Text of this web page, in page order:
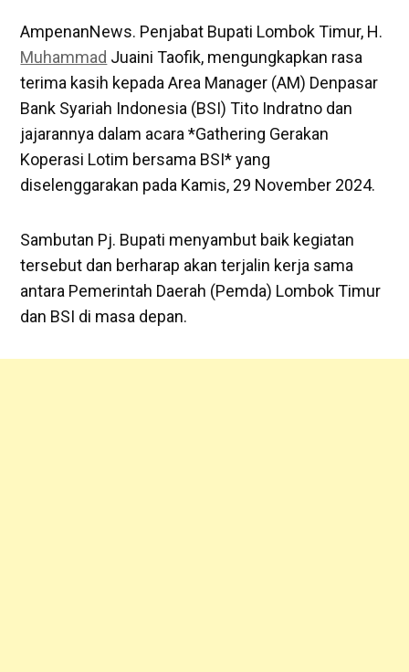
AmpenanNews. Penjabat Bupati Lombok Timur, H.
Muhammad Juaini Taofik, mengungkapkan rasa
terima kasih kepada Area Manager (AM) Denpasar
Bank Syariah Indonesia (BSI) Tito Indratno dan
jajarannya dalam acara *Gathering Gerakan
Koperasi Lotim bersama BSI* yang
diselenggarakan pada Kamis, 29 November 2024.
Sambutan Pj. Bupati menyambut baik kegiatan
tersebut dan berharap akan terjalin kerja sama
antara Pemerintah Daerah (Pemda) Lombok Timur
dan BSI di masa depan.